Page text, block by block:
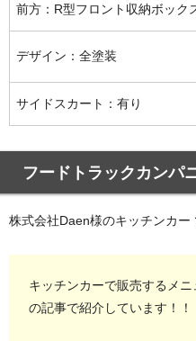
前方：R型フロント収納ボック
デザイン：全塗装
サイドスカート：有り
フードトラックカンパ
株式会社Daen様のキッチンカー
キッチンカーで販売するメ
の記事で紹介しています！！